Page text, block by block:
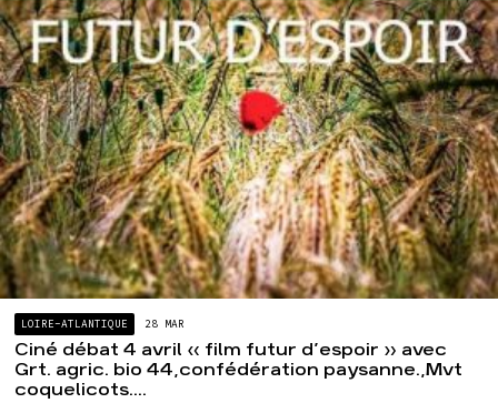
LOIRE-ATLANTIQUE 28 MAR
Ciné débat 4 avril « film futur d’espoir » avec
Grt. agric. bio 44,confédération paysanne.,Mvt
coquelicots....